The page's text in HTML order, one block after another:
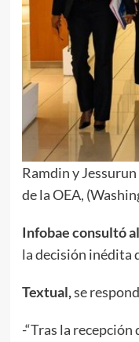
Ramdin y
de la OEA,
Infobae consultó
la decisión inédita
Textual,se
-“Tras la